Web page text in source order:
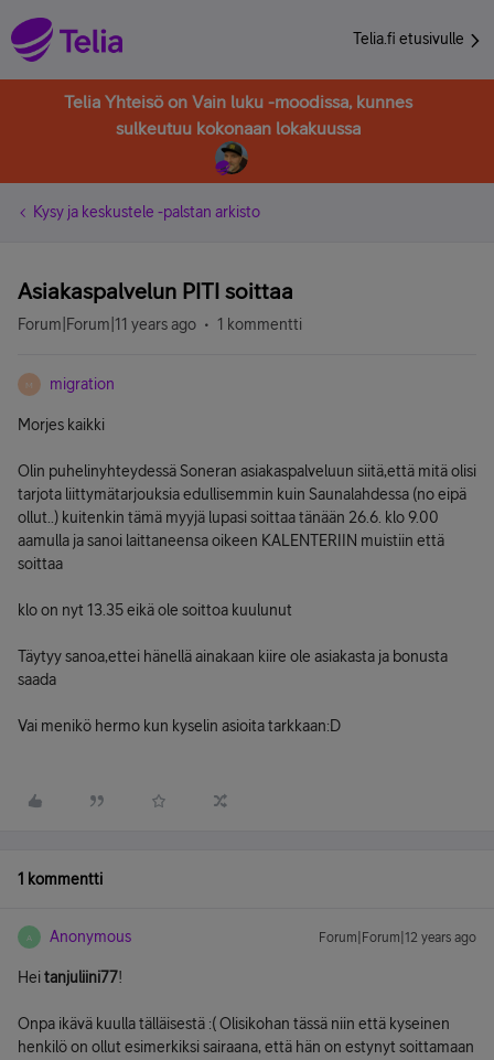
Telia.fi etusivulle
Telia Yhteisö on Vain luku -moodissa, kunnes
sulkeutuu kokonaan lokakuussa
Kysy ja keskustele -palstan arkisto
Asiakaspalvelun PITI soittaa
Forum|Forum|11 years ago 1 kommentti
M migration
Morjes kaikki
Olin puhelinyhteydessä Soneran asiakaspalveluun siitä,että mitä olisi
tarjota liittymätarjouksia edullisemmin kuin Saunalahdessa (no eipä
ollut..) kuitenkin tämä myyjä lupasi soittaa tänään 26.6. klo 9.00
aamulla ja sanoi laittaneensa oikeen KALENTERIIN muistiin että
soittaa
klo on nyt 13.35 eikä ole soittoa kuulunut
Täytyy sanoa,ettei hänellä ainakaan kiire ole asiakasta ja bonusta
saada
Vai menikö hermo kun kyselin asioita tarkkaan:D
1 kommentti
A Anonymous Forum|Forum|12 years ago
Heitanjuliini77!
Onpa ikävä kuulla tälläisestä :( Olisikohan tässä niin että kyseinen
henkilö on ollut esimerkiksi sairaana, että hän on estynyt soittamaan